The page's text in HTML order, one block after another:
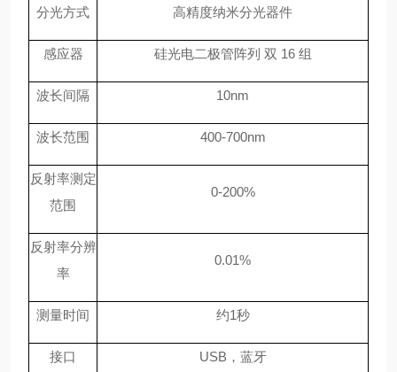
分光方式 高精度纳米分光器件
感应器 硅光电二极管阵列 双 16 组
波长间隔 10nm
波长范围 400-700nm
反射率测定
范围
0-200%
反射率分辨
率
0.01%
测量时间 约1秒
接口 USB，蓝牙